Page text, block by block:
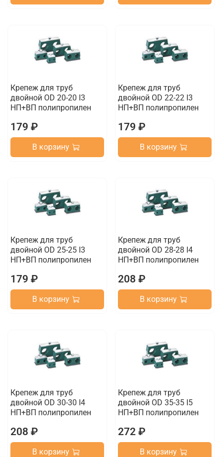
Крепеж для труб
двойной OD 20-20 I3
НП+ВП полипропилен
179 ₽
В корзину
Крепеж для труб
двойной OD 22-22 I3
НП+ВП полипропилен
179 ₽
В корзину
Крепеж для труб
двойной OD 25-25 I3
НП+ВП полипропилен
179 ₽
В корзину
Крепеж для труб
двойной OD 28-28 I4
НП+ВП полипропилен
208 ₽
В корзину
Крепеж для труб
двойной OD 30-30 I4
НП+ВП полипропилен
208 ₽
В корзину
Крепеж для труб
двойной OD 35-35 I5
НП+ВП полипропилен
272 ₽
В корзину